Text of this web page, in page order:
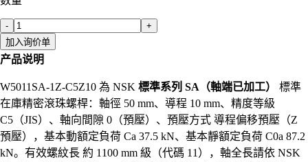
-
+
加入询价单
产品说明
W5011SA-1Z-C5Z10 為 NSK 標準系列 SA（軸端已加工）
標準
在庫精密滾珠螺桿：軸徑 50 mm、導程 10 mm、精度等級
C5（JIS）、軸向間隙 0（預壓）、預壓方式 導程偏移預壓（Z
預壓），基本動額定負荷 Ca 37.5 kN、基本靜額定負荷 C0a 87.2
kN。有效螺紋長 約 1100 mm 級（代碼 11），軸全長請依 NSK